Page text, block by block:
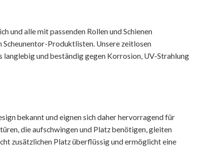
und alle mit passenden Rollen und Schienen
Scheunentor-Produktlisten. Unsere zeitlosen
langlebig und beständig gegen Korrosion, UV-Strahlung
bekannt und eignen sich daher hervorragend für
die aufschwingen und Platz benötigen, gleiten
zusätzlichen Platz überflüssig und ermöglicht eine